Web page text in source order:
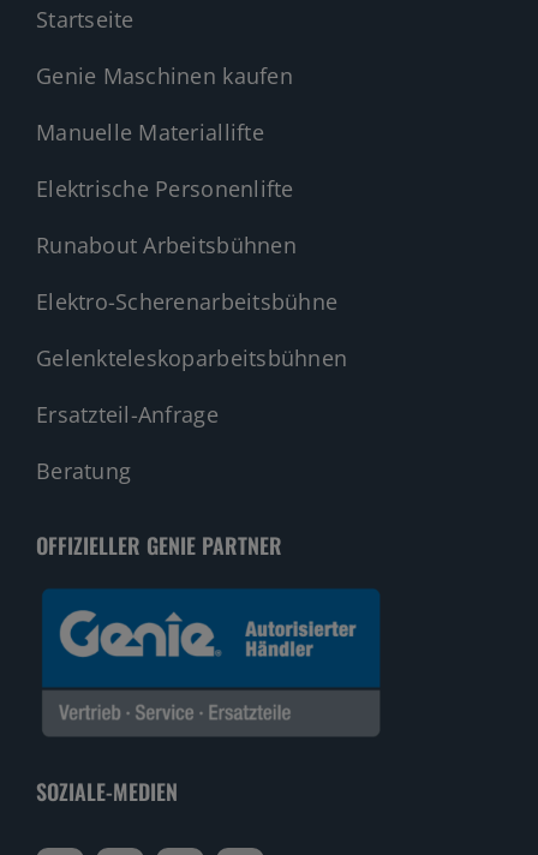
Startseite
Genie Maschinen kaufen
Manuelle Materiallifte
Elektrische Personenlifte
Runabout Arbeitsbühnen
Elektro-Scherenarbeitsbühne
Gelenkteleskoparbeitsbühnen
Ersatzteil-Anfrage
Beratung
OFFIZIELLER GENIE PARTNER
SOZIALE-MEDIEN